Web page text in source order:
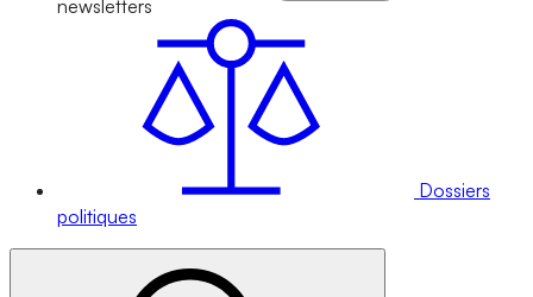
newsletters
Dossiers
politiques